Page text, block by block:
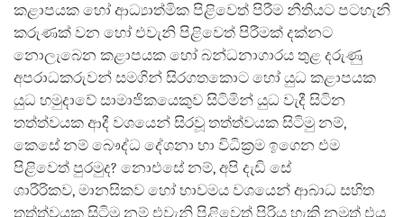
කළාපයක හෝ ආධ්‍යාත්මික පිළිවෙත් පිරීම නීතියට පටහැනි
කරුණක් වන හෝ එවැනි පිළිවෙත් පිරීමක් දක්නට
නොලැබෙන කළාපයක හෝ බන්ධනාගාරය තුළ දරුණු
අපරාධකරුවන් සමගින් සිරගතකොට හෝ යුධ කළාපයක
යුධ හමුදාවේ සාමාජිකයෙකුව සිටිමින් යුධ වැදී සිටින
තත්ත්වයක ආදී වශයෙන් සිරවූ තත්ත්වයක සිටිමු නම්,
කෙසේ නම් බෞද්ධ දේශනා හා විධික්‍රම ඉගෙන එම
පිළිවෙත් පුරමුද? නොඑසේ නම්, අපි දැඩි සේ
ශාරීරිකව, මානසිකව හෝ භාවමය වශයෙන් ආබාධ සහිත
තත්ත්වයක සිටිමු නම් එවැනි පිළිවෙත් පිරිය හැකි නමුත් එය